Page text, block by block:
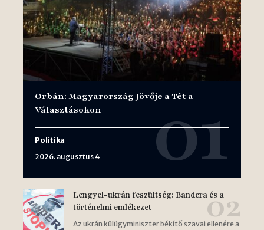
Orbán: Magyarország Jövője a Tét a
Választásokon
Politika
2026. augusztus 4
Lengyel-ukrán feszültség: Bandera és a
történelmi emlékezet
Az ukrán külügyminiszter békítő szavai ellenére a